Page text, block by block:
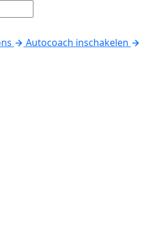
Autocoach inschakelen